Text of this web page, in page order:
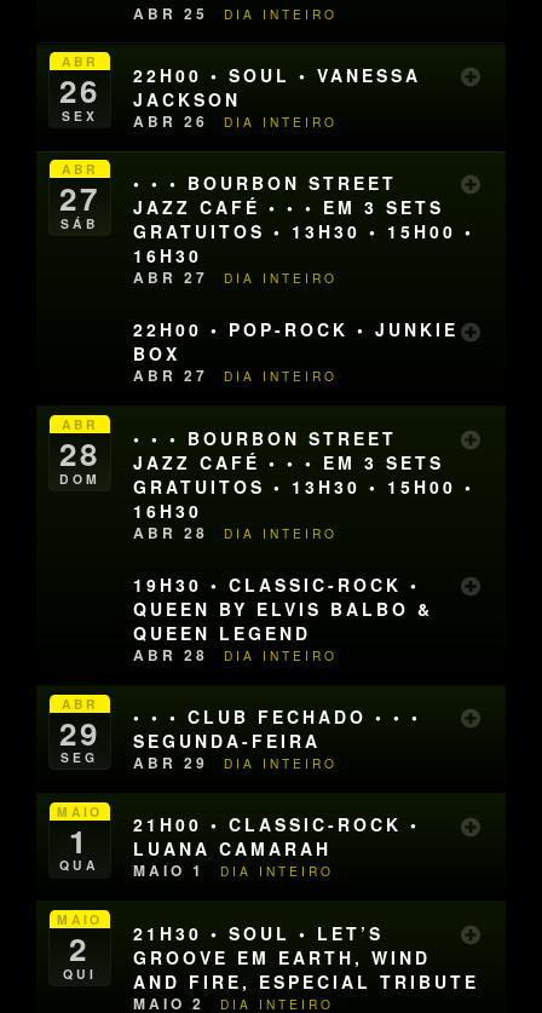
ABR 25 DIA INTEIRO
ABR
26
SEX
22H00 • SOUL • VANESSA
JACKSON
ABR 26 DIA INTEIRO
ABR
27
SÁB
• • • BOURBON STREET
JAZZ CAFÉ • • • EM 3 SETS
GRATUITOS • 13H30 • 15H00 •
16H30
ABR 27 DIA INTEIRO
22H00 • POP-ROCK • JUNKIE
BOX
ABR 27 DIA INTEIRO
ABR
28
DOM
• • • BOURBON STREET
JAZZ CAFÉ • • • EM 3 SETS
GRATUITOS • 13H30 • 15H00 •
16H30
ABR 28 DIA INTEIRO
19H30 • CLASSIC-ROCK •
QUEEN BY ELVIS BALBO &
QUEEN LEGEND
ABR 28 DIA INTEIRO
ABR
29
SEG
• • • CLUB FECHADO • • •
SEGUNDA-FEIRA
ABR 29 DIA INTEIRO
MAIO
1
QUA
21H00 • CLASSIC-ROCK •
LUANA CAMARAH
MAIO 1 DIA INTEIRO
MAIO
2
QUI
21H30 • SOUL • LET’S
GROOVE EM EARTH, WIND
AND FIRE, ESPECIAL TRIBUTE
MAIO 2 DIA INTEIRO